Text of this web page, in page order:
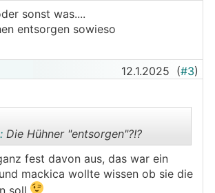
sonst was....
entsorgen sowieso
12.1.2025 (#3)
Die Hühner "entsorgen"?!?
fest davon aus, das war ein
mackica wollte wissen ob sie die
soll